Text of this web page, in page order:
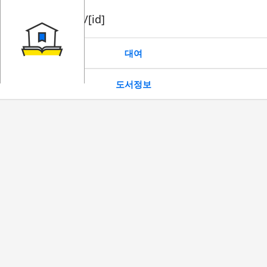
book/rent/[id]
대여
도서정보